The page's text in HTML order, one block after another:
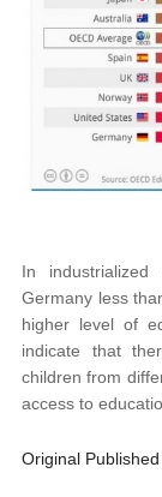
In
Germany less
higher level of
indicate that
children from
access to
Original